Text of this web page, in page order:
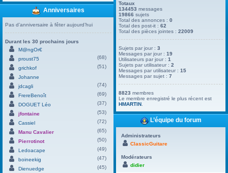
Anniversaires
Pas d’anniversaire à fêter aujourd’hui
Durant les 30 prochains jours
M@ngOr€
proust75
(68)
grichkof
(51)
Johanne
jdcagli
(74)
FrereBenoît
(69)
DOGUET Léo
(37)
jfontaine
(53)
Cassiel
(72)
Manu Cavalier
(65)
Pierrotinot
(50)
Ledoacape
(49)
boineekig
(47)
Dienuedge
(45)
Totaux
134453 messages
19866 sujets
Total des annonces :0
Total des post-it :62
Total des pièces jointes :22009
Sujets par jour :3
Messages par jour :19
Utilisateurs par jour :1
Sujets par utilisateur :2
Messages par utilisateur :15
Messages par sujet :7
8823 membres
Le membre enregistré le plus récent est
HMARTIN.
L’équipe du forum
Administrateurs
ClassicGuitare
Modérateurs
didier